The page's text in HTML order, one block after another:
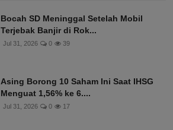
Bocah SD Meninggal Setelah Mobil
Terjebak Banjir di Rok...
Jul 31, 2026 0 39
Asing Borong 10 Saham Ini Saat IHSG
Menguat 1,56% ke 6....
Jul 31, 2026 0 17